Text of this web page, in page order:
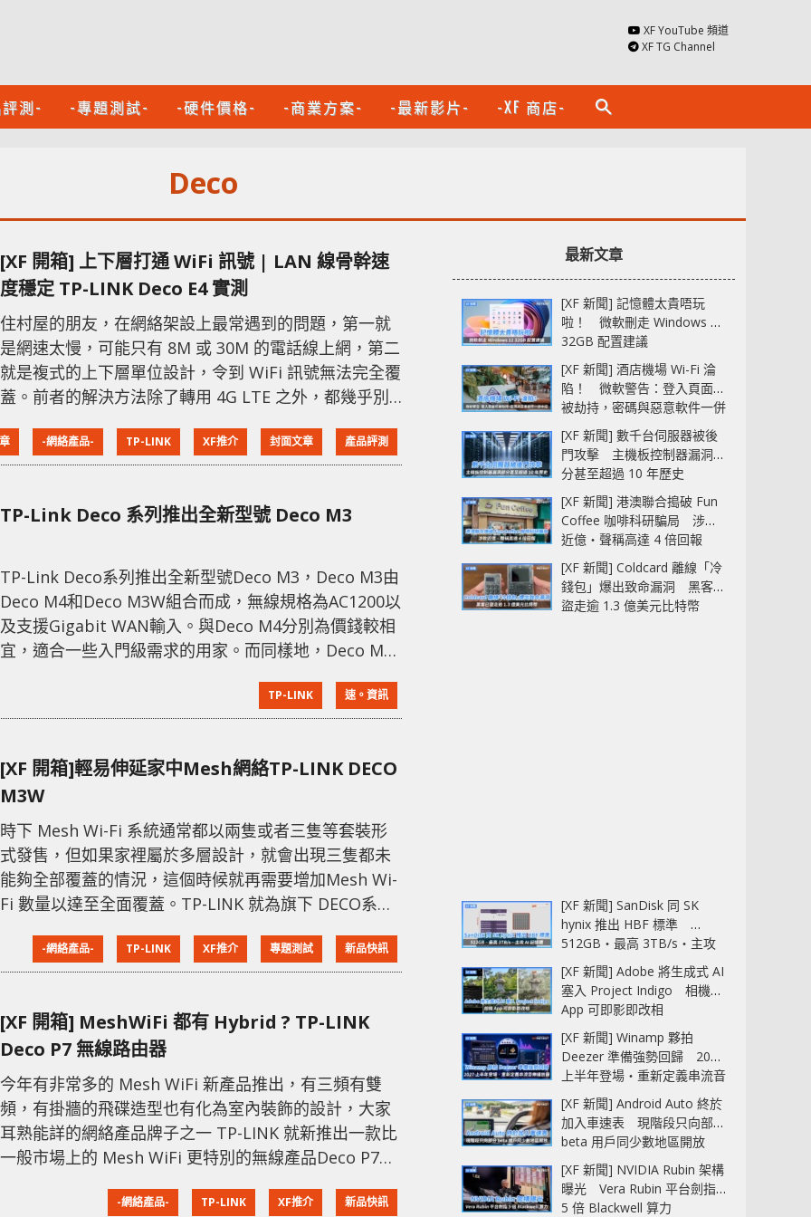
XF YouTube 頻道
XF TG Channel
測- -專題測試- -硬件價格- -商業方案- -最新影片- -XF 商店- search
Deco
[XF 開箱] 上下層打通 WiFi 訊號 | LAN 線骨幹速
度穩定 TP-LINK Deco E4 實測
住村屋的朋友，在網絡架設上最常遇到的問題，第一就
是網速太慢，可能只有 8M 或 30M 的電話線上網，第二
就是複式的上下層單位設計，令到 WiFi 訊號無法完全覆
蓋。前者的解決方法除了轉用 4G LTE 之外，都幾乎別
今次的 TP-LINK Deco E4 就相當合適這一類環境。 村
屋無縫搭通天地線 TP-LINK Deco E4 是一款無縫 Mesh
天線所以不太佔用位置。
-網絡產品- TP-LINK XF推介 封面文章 產品評測
TP-Link Deco 系列推出全新型號 Deco M3
TP-Link Deco系列推出全新型號Deco M3，Deco M3由
Deco M4和Deco M3W組合而成，無線規格為AC1200以
及支援Gigabit WAN輸入。與Deco M4分別為價錢較相
宜，適合一些入門級需求的用家。而同樣地，Deco M3
彈性地適應不同戶型間隔，即使在多層式村屋、別墅、
TP-LINK 速。資訊
[XF 開箱]輕易伸延家中Mesh網絡TP-LINK DECO
M3W
時下 Mesh Wi-Fi 系統通常都以兩隻或者三隻等套裝形
式發售，但如果家裡屬於多層設計，就會出現三隻都未
能夠全部覆蓋的情況，這個時候就再需要增加Mesh Wi-
Fi 數量以達至全面覆蓋。TP-LINK 就為旗下 DECO系列
系列而設，只要擁有任何一套Deco Mesh Wi-Fi系統，
-網絡產品- TP-LINK XF推介 專題測試 新品快訊
[XF 開箱] MeshWiFi 都有 Hybrid ? TP-LINK
Deco P7 無線路由器
今年有非常多的 Mesh WiFi 新產品推出，有三頻有雙
頻，有掛牆的飛碟造型也有化為室內裝飾的設計，大家
耳熟能詳的網絡產品牌子之一 TP-LINK 就新推出一款比
一般市場上的 Mesh WiFi 更特別的無線產品Deco P7
見得多，但 Hybrid Mesh WiFi 又是甚麼設計技術？
-網絡產品- TP-LINK XF推介 新品快訊
最新文章
[XF 新聞] 記憶體太貴唔玩
啦！ 微軟刪走 Windows 11
32GB 配置建議
[XF 新聞] 酒店機場 Wi-Fi 淪
陷！ 微軟警告：登入頁面可
被劫持，密碼與惡意軟件一併
中招
[XF 新聞] 數千台伺服器被後
門攻擊 主機板控制器漏洞部
分甚至超過 10 年歷史
[XF 新聞] 港澳聯合搗破 Fun
Coffee 咖啡科研騙局 涉款
近億‧聲稱高達 4 倍回報
[XF 新聞] Coldcard 離線「冷
錢包」爆出致命漏洞 黑客已
盜走逾 1.3 億美元比特幣
[XF 新聞] SanDisk 同 SK
hynix 推出 HBF 標準
512GB‧最高 3TB/s‧主攻
AI 記憶體
[XF 新聞] Adobe 將生成式 AI
塞入 Project Indigo 相機
App 可即影即改相
[XF 新聞] Winamp 夥拍
Deezer 準備強勢回歸 2027
上半年登場‧重新定義串流音
樂播放器
[XF 新聞] Android Auto 終於
加入車速表 現階段只向部分
beta 用戶同少數地區開放
[XF 新聞] NVIDIA Rubin 架構
曝光 Vera Rubin 平台劍指
5 倍 Blackwell 算力